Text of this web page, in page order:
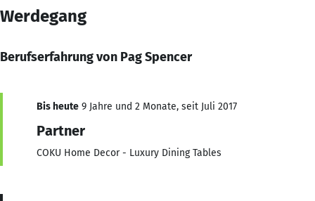
Werdegang
Berufserfahrung von Pag Spencer
Bis heute 9 Jahre und 2 Monate, seit Juli 2017
Partner
COKU Home Decor - Luxury Dining Tables